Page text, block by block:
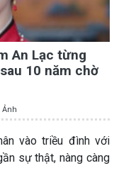
An Lạc từng
10 năm chờ
vào triều đình với
sự thật, nàng càng